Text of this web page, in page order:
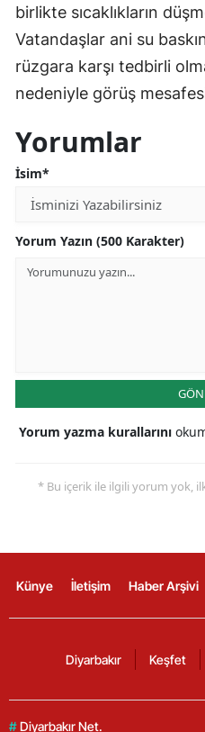
birlikte sıcaklıkların
Vatandaşlar ani su
rüzgara karşı tedbirli
nedeniyle görüş
Yorumlar
İsim*
Yorum Yazın (500 Karakter)
Yorum yazma kurallarını
* Bu içerik ile ilgili yorum yok,
Künye İletişim Haber Arşivi
Diyarbakır Keşfet
# Diyarbakır Net.